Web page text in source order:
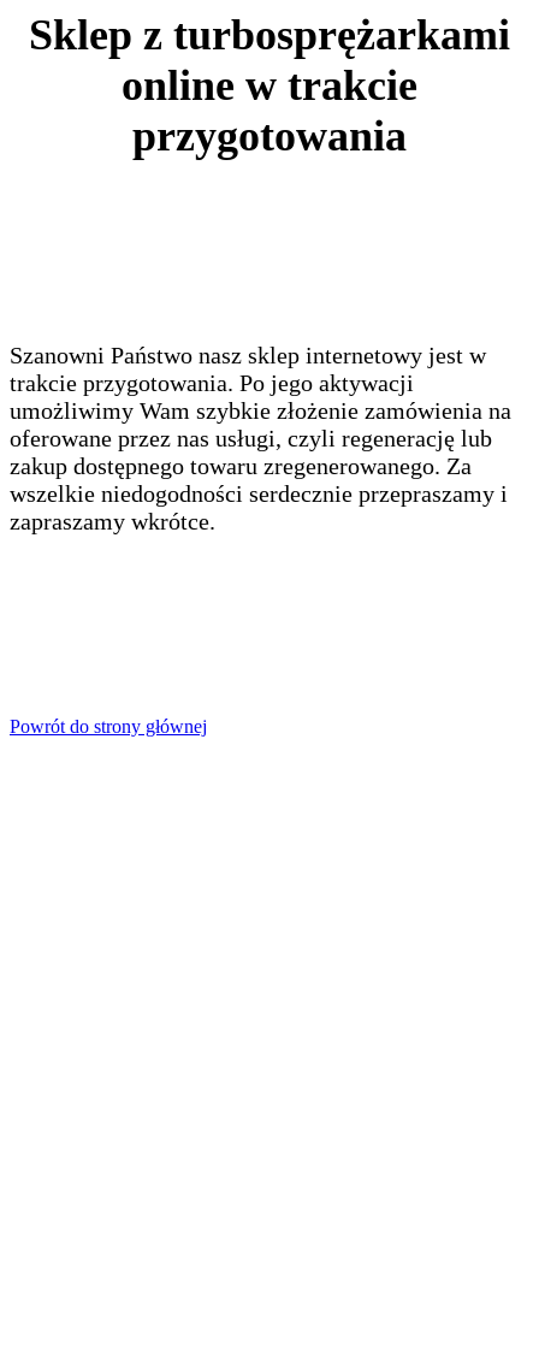
Sklep z turbosprężarkami
online w trakcie
przygotowania
Szanowni Państwo nasz sklep internetowy jest w
trakcie przygotowania. Po jego aktywacji
umożliwimy Wam szybkie złożenie zamówienia na
oferowane przez nas usługi, czyli regenerację lub
zakup dostępnego towaru zregenerowanego. Za
wszelkie niedogodności serdecznie przepraszamy i
zapraszamy wkrótce.
Powrót do strony głównej